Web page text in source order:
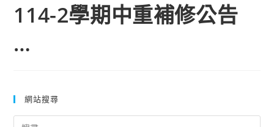
114-2學期中重補修公告
…
網站搜尋